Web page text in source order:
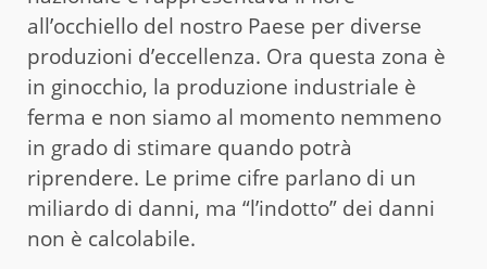
all’occhiello del nostro Paese per diverse
produzioni d’eccellenza. Ora questa zona è
in ginocchio, la produzione industriale è
ferma e non siamo al momento nemmeno
in grado di stimare quando potrà
riprendere. Le prime cifre parlano di un
miliardo di danni, ma “l’indotto” dei danni
non è calcolabile.